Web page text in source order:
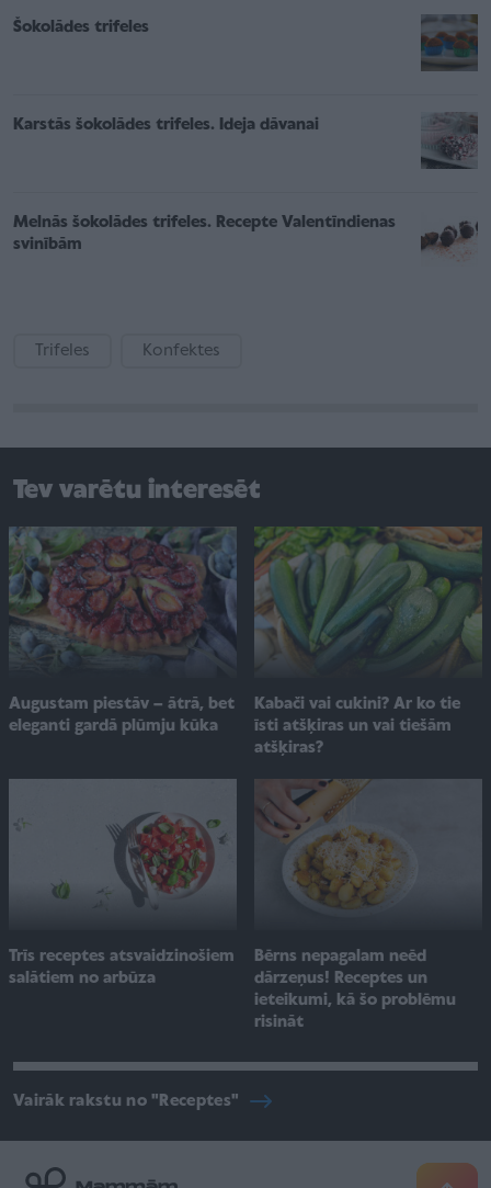
Šokolādes trifeles
Karstās šokolādes trifeles. Ideja dāvanai
Melnās šokolādes trifeles. Recepte Valentīndienas
svinībām
Trifeles Konfektes
Tev varētu interesēt
Augustam piestāv – ātrā, bet
eleganti gardā plūmju kūka
Kabači vai cukini? Ar ko tie
īsti atšķiras un vai tiešām
atšķiras?
Trīs receptes atsvaidzinošiem
salātiem no arbūza
Bērns nepagalam neēd
dārzeņus! Receptes un
ieteikumi, kā šo problēmu
risināt
Vairāk rakstu no "Receptes"